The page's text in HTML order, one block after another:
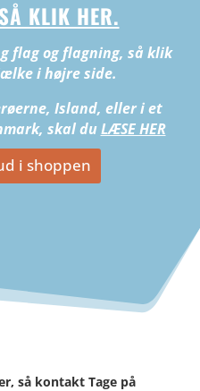
SÅ KLIK HER.
flag og flagning, så klik
i højre side.
Island, eller i et
skal duLÆSE HER
i shoppen
så kontakt Tage på